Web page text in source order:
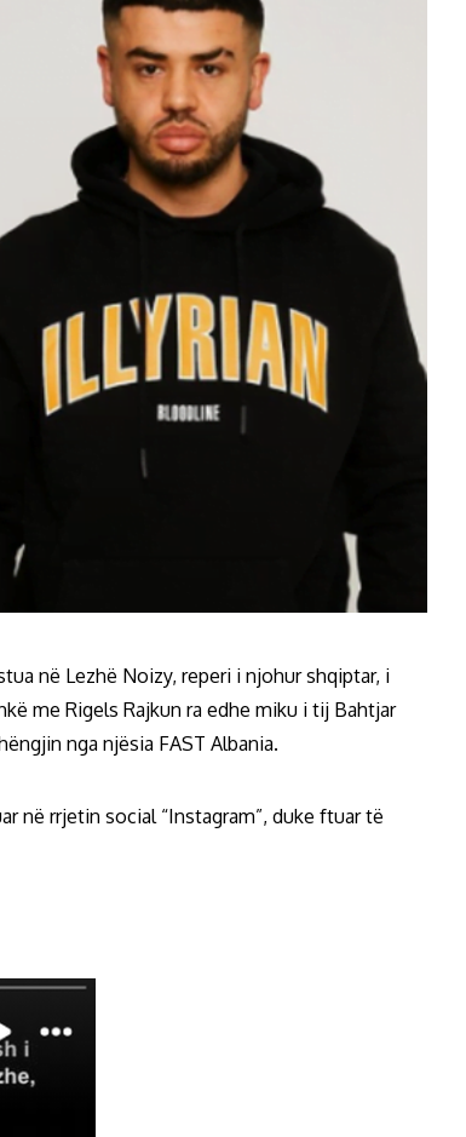
në Lezhë Noizy, reperi i njohur shqiptar, i
me Rigels Rajkun ra edhe miku i tij Bahtjar
nga njësia FAST Albania.
në rrjetin social “Instagram”, duke ftuar të